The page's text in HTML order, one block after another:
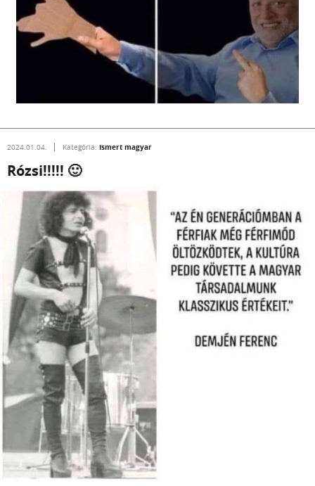
2024.01.04. Kategória: Ismert magyar
Rózsi!!!!! 🙂